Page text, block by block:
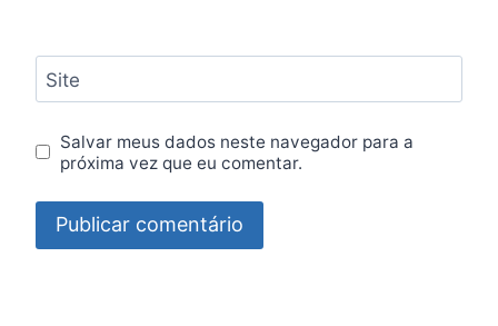
Site
Salvar meus dados neste navegador para a
próxima vez que eu comentar.